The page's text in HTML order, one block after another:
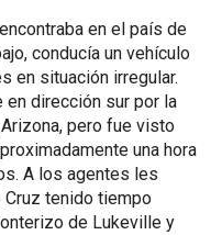
en el país de
conducía un vehículo
en situación irregular.
en dirección sur por la
pero fue visto
una hora
A los agentes les
tenido tiempo
de Lukeville y